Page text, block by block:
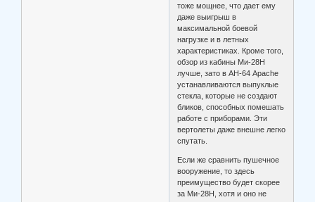
тоже мощнее, что дает ему
даже выигрыш в
максимальной боевой
нагрузке и в летных
характеристиках. Кроме того,
обзор из кабины Ми-28Н
лучше, зато в АН-64 Apache
устанавливаются выпуклые
стекла, которые не создают
бликов, способных помешать
работе с приборами. Эти
вертолеты даже внешне легко
спутать.
Если же сравнить пушечное
вооружение, то здесь
преимущество будет скорее
за Ми-28Н, хотя и оно не